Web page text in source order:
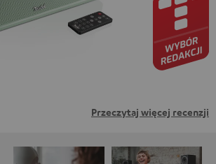
Przeczytaj więcej recenzji